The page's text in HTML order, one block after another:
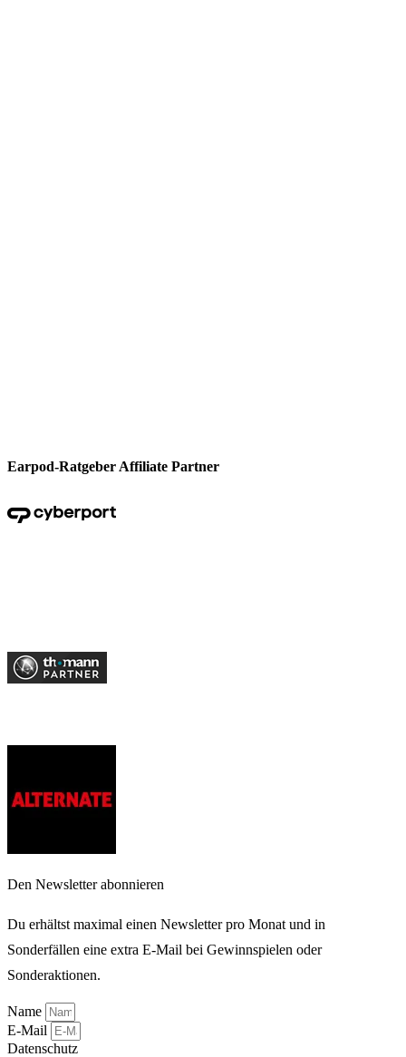
Earpod-Ratgeber Affiliate Partner
Den Newsletter abonnieren
Du erhältst maximal einen Newsletter pro Monat und in
Sonderfällen eine extra E-Mail bei Gewinnspielen oder
Sonderaktionen.
Name
E-Mail
Datenschutz